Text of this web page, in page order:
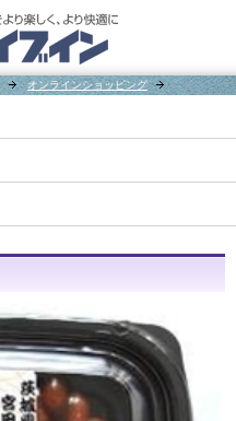
オンラインショッピング